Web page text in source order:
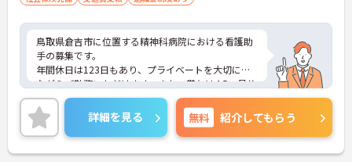
鳥取県倉吉市に位置する精神科病院における看護助
手の募集です。
年間休日は123日もあり、プライベートを大切にし
ながらご勤務いただけます。また、賞与は4.5ヵ月分
の支給実績があり、頑張りが目に見える形できちん
と評価される職場です。
ご興味のある方には、面接対策ポイントなど、さら
に詳細をお話しいたしますのでお気軽にご相談くだ
さい！
詳細を見る 無料 紹介してもらう